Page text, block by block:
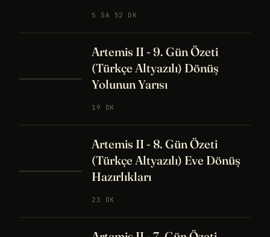
5 SA 52 DK
Artemis II - 9. Gün Özeti
(Türkçe Altyazılı) Dönüş
Yolunun Yarısı
19 DK
Artemis II - 8. Gün Özeti
(Türkçe Altyazılı) Eve Dönüş
Hazırlıkları
23 DK